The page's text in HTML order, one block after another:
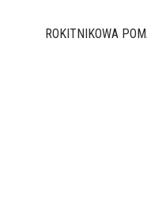
ROKITNIKOWA